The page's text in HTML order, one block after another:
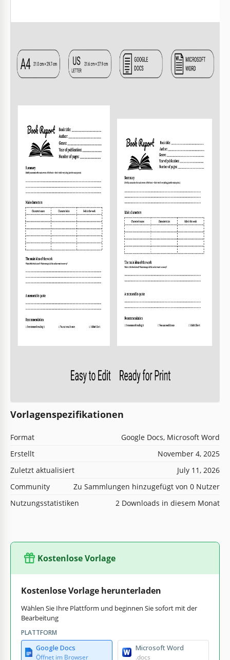
Vorlagenspezifikationen
Format
Google Docs, Microsoft Word
Erstellt
November 4, 2025
Zuletzt aktualisiert
July 11, 2026
Community
Zu Sammlungen hinzugefügt von 0 Nutzer
Nutzungsstatistiken
2 Downloads in diesem Monat
Kostenlose Vorlage
Kostenlose Vorlage herunterladen
Wählen Sie Ihre Plattform und beginnen Sie sofort mit der
Bearbeitung
PLATTFORM
Google Docs
Öffnet im Browser
Microsoft Word
.docs